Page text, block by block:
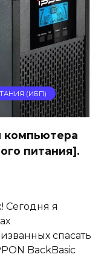
(ИБП)
питания].
Сегодня я
спасать
BackBasic